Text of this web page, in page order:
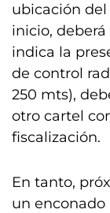
ubicación del
inicio,
indica la
de control
250 mts),
otro cartel
fiscalización.
En tanto,
un enconado